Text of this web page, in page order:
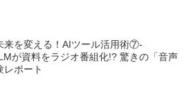
来を変える！AIツール活用術⑦-
が資料をラジオ番組化!? 驚きの「音声
レポート